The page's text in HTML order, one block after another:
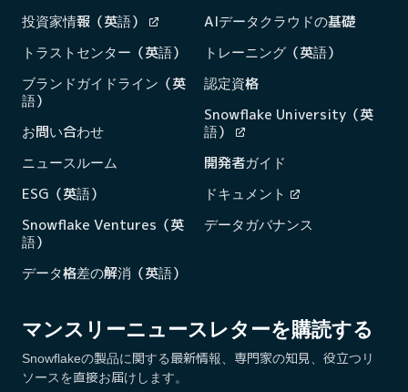
マンスリーニュースレターを購読する
Snowflakeの製品に関する最新情報、専門家の知見、役立つリ
ソースを直接お届けします。
投資家情報（英語）
トラストセンター（英語）
ブランドガイドライン（英
語）
お問い合わせ
ニュースルーム
ESG（英語）
Snowflake Ventures（英
語）
データ格差の解消（英語）
AIデータクラウドの基礎
トレーニング（英語）
認定資格
Snowflake University（英
語）
開発者ガイド
ドキュメント
データガバナンス